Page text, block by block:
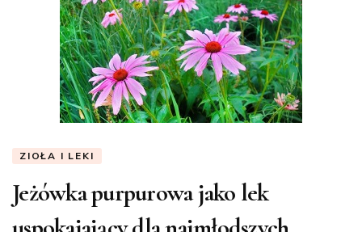
ZIOŁA I LEKI
Jeżówka purpurowa jako lek